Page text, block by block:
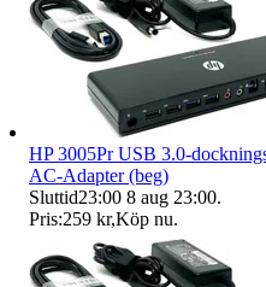
HP 3005Pr USB 3.0-
AC-Adapter (beg)
Sluttid23:00 8 aug 23:00.
Pris:259 kr,Köp nu.